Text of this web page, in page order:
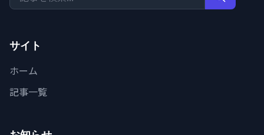
サイト
ホーム
記事一覧